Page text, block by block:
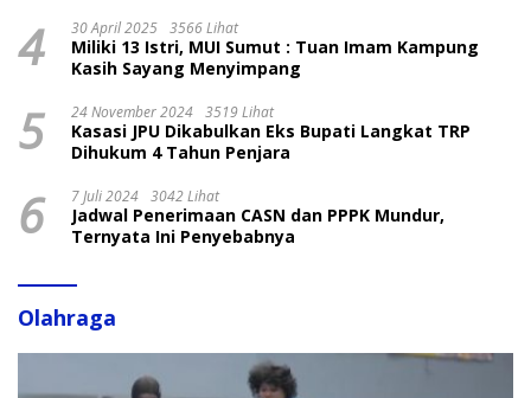
4 30 April 2025 3566 Lihat
Miliki 13 Istri, MUI Sumut : Tuan Imam Kampung
Kasih Sayang Menyimpang
5 24 November 2024 3519 Lihat
Kasasi JPU Dikabulkan Eks Bupati Langkat TRP
Dihukum 4 Tahun Penjara
6 7 Juli 2024 3042 Lihat
Jadwal Penerimaan CASN dan PPPK Mundur,
Ternyata Ini Penyebabnya
Olahraga